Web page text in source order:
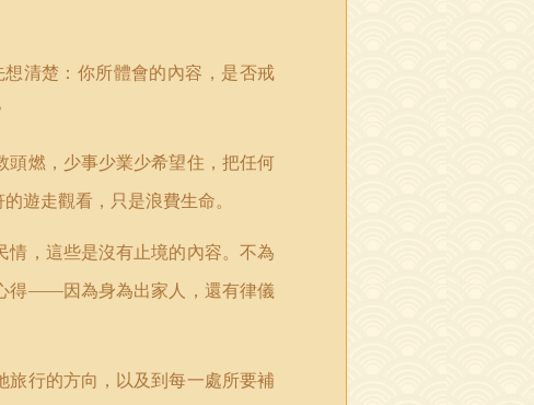
清楚：你所體會的內容，是否戒
燃，少事少業少希望住，把任何
遊走觀看，只是浪費生命。
，這些是沒有止境的內容。不為
得——因為身為出家人，還有律儀
行的方向，以及到每一處所要補